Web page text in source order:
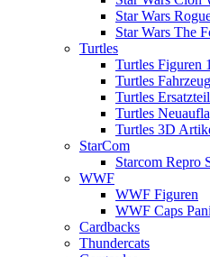
Star Wars
Star Wars The
Turtles
Turtles Figuren
Turtles
Turtles
Turtles
Turtles 3D
StarCom
Starcom Repro
WWF
WWF Figuren
WWF Caps
Cardbacks
Thundercats